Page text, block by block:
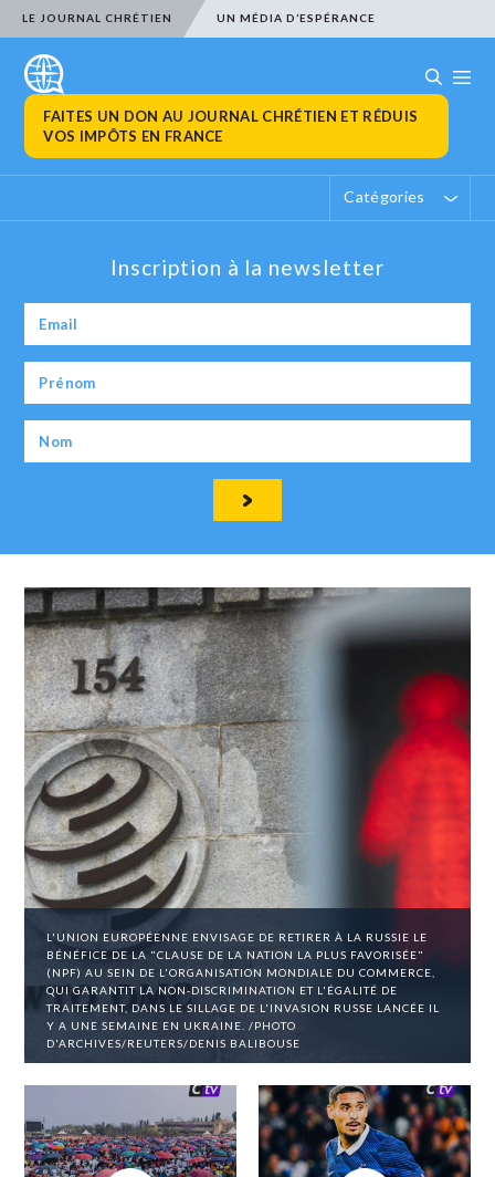
LE JOURNAL CHRÉTIEN UN MÉDIA D’ESPÉRANCE
FAITES UN DON AU JOURNAL CHRÉTIEN ET RÉDUIS
VOS IMPÔTS EN FRANCE
Catégories
Inscription à la newsletter
L'UNION EUROPÉENNE ENVISAGE DE RETIRER À LA RUSSIE LE
BÉNÉFICE DE LA "CLAUSE DE LA NATION LA PLUS FAVORISÉE"
(NPF) AU SEIN DE L'ORGANISATION MONDIALE DU COMMERCE,
QUI GARANTIT LA NON-DISCRIMINATION ET L'ÉGALITÉ DE
TRAITEMENT, DANS LE SILLAGE DE L'INVASION RUSSE LANCÉE IL
Y A UNE SEMAINE EN UKRAINE. /PHOTO
D'ARCHIVES/REUTERS/DENIS BALIBOUSE